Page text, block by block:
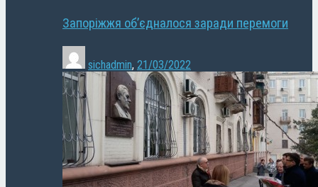
Запоріжжя об’єдналося заради перемоги
sichadmin, 21/03/2022